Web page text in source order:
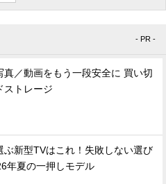
- PR -
真／動画をもう一段安全に 買い切
ストレージ
ぶ新型TVはこれ！失敗しない選び
年夏の一押しモデル